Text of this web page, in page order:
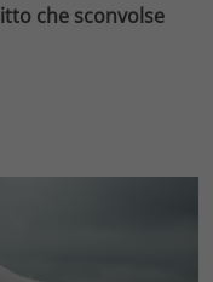
che sconvolse